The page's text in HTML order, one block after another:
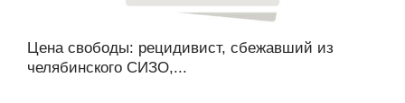
Цена свободы: рецидивист, сбежавший из
челябинского СИЗО,...